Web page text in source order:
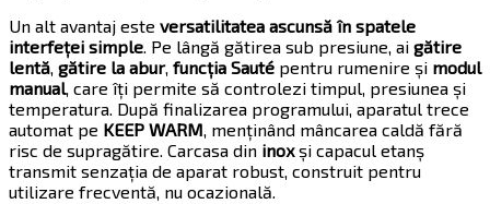
Un alt avantaj este versatilitatea ascunsă în spatele
interfeței simple. Pe lângă gătirea sub presiune, ai gătire
lentă, gătire la abur, funcția Sauté pentru rumenire și modul
manual, care îți permite să controlezi timpul, presiunea și
temperatura. După finalizarea programului, aparatul trece
automat pe KEEP WARM, menținând mâncarea caldă fără
risc de supragătire. Carcasa din inoxși capacul etanș
transmit senzația de aparat robust, construit pentru
utilizare frecventă, nu ocazională.